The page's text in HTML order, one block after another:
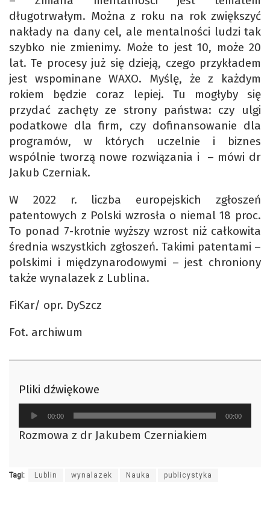
długotrwałym. Można z roku na rok zwiększyć
nakłady na dany cel, ale mentalności ludzi tak
szybko nie zmienimy. Może to jest 10, może 20
lat. Te procesy już się dzieją, czego przykładem
jest wspominane WAXO. Myślę, że z każdym
rokiem będzie coraz lepiej. Tu mogłyby się
przydać zachęty ze strony państwa: czy ulgi
podatkowe dla firm, czy dofinansowanie dla
programów, w których uczelnie i biznes
wspólnie tworzą nowe rozwiązania i – mówi dr
Jakub Czerniak.
W 2022 r. liczba europejskich zgłoszeń
patentowych z Polski wzrosła o niemal 18 proc.
To ponad 7-krotnie wyższy wzrost niż całkowita
średnia wszystkich zgłoszeń. Takimi patentami –
polskimi i międzynarodowymi – jest chroniony
także wynalazek z Lublina.
FiKar/ opr. DySzcz
Fot. archiwum
Pliki dźwiękowe
Odtwarzacz
plików
dźwiękowych
00:00 00:00
Rozmowa z dr Jakubem Czerniakiem
Tagi: Lublin wynalazek Nauka publicystyka